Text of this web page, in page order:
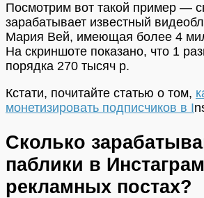
Посмотрим вот такой пример —
зарабатывает известный
Мария Вей, имеющая более 4
На скриншоте показано, что 1
порядка 270 тысяч р.
Кстати, почитайте статью о том,
монетизировать подписчиков в I
Сколько
паблики в
рекламных постах?